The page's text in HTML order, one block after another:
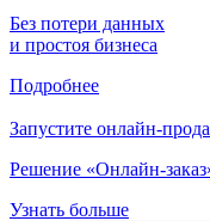
Без потери данных
и простоя бизнеса
Подробнее
Запустите онлайн-
Решение «Онлайн-
Узнать больше